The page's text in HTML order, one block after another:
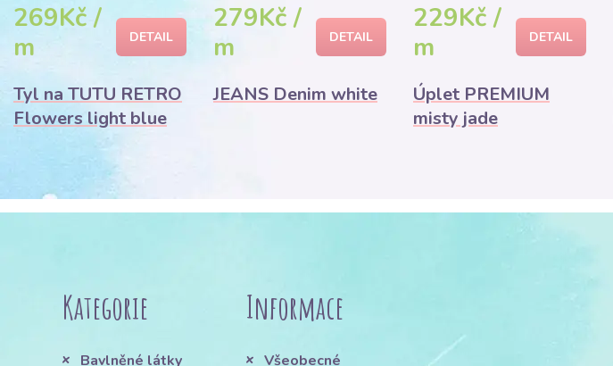
269Kč /
m
DETAIL
Tyl na TUTU RETRO
Flowers light blue
279Kč /
m
DETAIL
JEANS Denim white
229Kč /
m
DETAIL
Úplet PREMIUM
misty jade
Kategorie
Bavlněné látky
Informace
Všeobecné